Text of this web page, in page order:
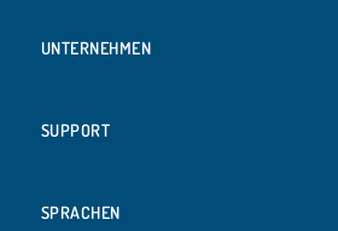
UNTERNEHMEN
SUPPORT
SPRACHEN